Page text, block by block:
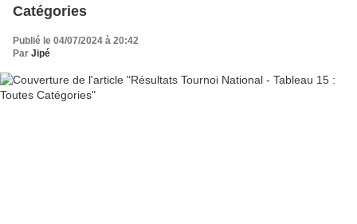
Catégories
Publié le 04/07/2024 à 20:42
Par Jipé